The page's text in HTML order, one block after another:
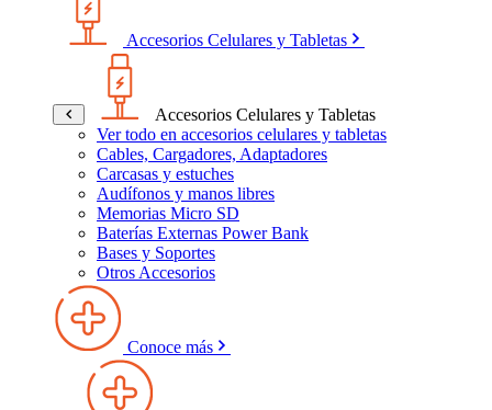
Accesorios Celulares y Tabletas
Accesorios Celulares y Tabletas
Ver todo en accesorios celulares y tabletas
Cables, Cargadores, Adaptadores
Carcasas y estuches
Audífonos y manos libres
Memorias Micro SD
Baterías Externas Power Bank
Bases y Soportes
Otros Accesorios
Conoce más